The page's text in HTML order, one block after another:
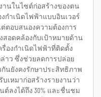
านในไซต์ก่อสร้างของตน
กำเนิดไฟฟ้าแบบอินเวอร์
ตอบสนองความต้องการ
สอดคล้องกับเป้าหมายด้าน
รื่องกำเนิดไฟฟ้าที่ติดตั้ง
าว ซึ่งช่วยลดการปล่อย
นยังคงรักษาประสิทธิภาพ
เหมาก่อสร้างรายงานว่า
ลงได้ถึง 30% และชื่นชม